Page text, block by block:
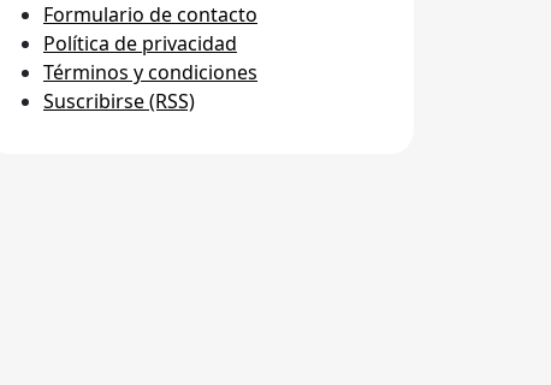
Formulario de contacto
Política de privacidad
Términos y condiciones
Suscribirse (RSS)